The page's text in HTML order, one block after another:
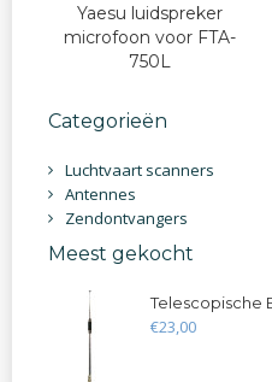
Yaesu luidspreker
microfoon voor FTA-
750L
Categorieën
Luchtvaart scanners
Antennes
Zendontvangers
Meest gekocht
Telescopische
€23,00